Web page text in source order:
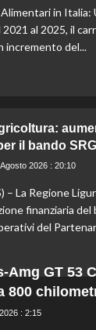
in Italia:
al 2025, il
incremento del...
il bando
2026 : 20:10
– La Regione
finanziaria del
del
Amg GT 53
800
: 2:15